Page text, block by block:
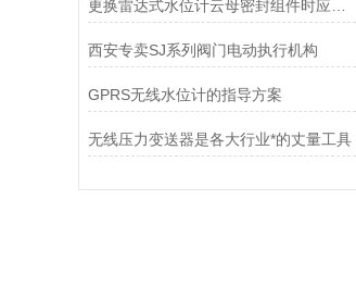
西安专卖SJ系列阀门电动执行机构
GPRS无线水位计的指导方案
无线压力变送器是各大行业*的丈量工具